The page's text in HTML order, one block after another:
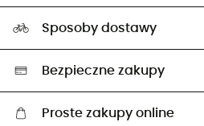
Neutralność węglowa
Wybrane produkty eko
Sposoby dostawy
Bezpieczne zakupy
Proste zakupy online